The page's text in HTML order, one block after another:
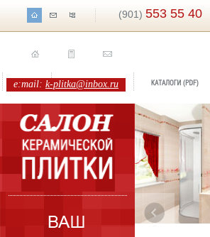
(901) 553 55 40
e:mail: k-plitka@inbox.ru